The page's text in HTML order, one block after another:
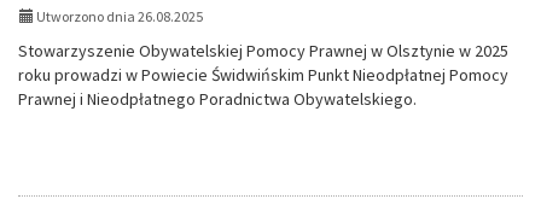
Utworzono dnia 26.08.2025
Stowarzyszenie Obywatelskiej Pomocy Prawnej w Olsztynie w 2025
roku prowadzi w Powiecie Świdwińskim Punkt Nieodpłatnej Pomocy
Prawnej i Nieodpłatnego Poradnictwa Obywatelskiego.